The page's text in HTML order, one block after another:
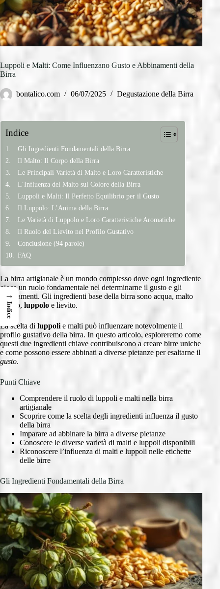
Luppoli e Malti: Come Influenzano Gusto e Abbinamenti della
Birra
bontalico.com 06/07/2025 Degustazione della Birra
Indice
Gli Ingredienti Fondamentali della Birra
Il Malto: Il Corpo della Birra
Le Principali Varietà di Malto e Loro Caratteristiche
L’Influenza del Malto sul Colore della Birra
Luppoli e Malti: Il Perfetto Equilibrio per il Gusto
Il Luppolo: L’Anima della Birra
Le Varietà di Luppolo e Loro Caratteristiche Aromatiche
Il Ruolo del Lievito nel Profilo Gustativo
Conclusione (94 parole)
FAQ
La birra artigianale è un mondo complesso dove ogni ingrediente
gioca un ruolo fondamentale nel determinarne il gusto e gli
abbinamenti. Gli ingredienti base della birra sono acqua, malto
d’orzo, luppolo e lievito.
La scelta di luppoli e malti può influenzare notevolmente il
profilo gustativo della birra. In questo articolo, esploreremo come
questi due ingredienti chiave contribuiscono a creare birre uniche
e come possono essere abbinati a diverse pietanze per esaltarne il
gusto.
Punti Chiave
Comprendere il ruolo di luppoli e malti nella birra
artigianale
Scoprire come la scelta degli ingredienti influenza il gusto
della birra
Imparare ad abbinare la birra a diverse pietanze
Conoscere le diverse varietà di malti e luppoli disponibili
Riconoscere l’influenza di malti e luppoli nelle etichette
delle birre
Gli Ingredienti Fondamentali della Birra
→
Indice